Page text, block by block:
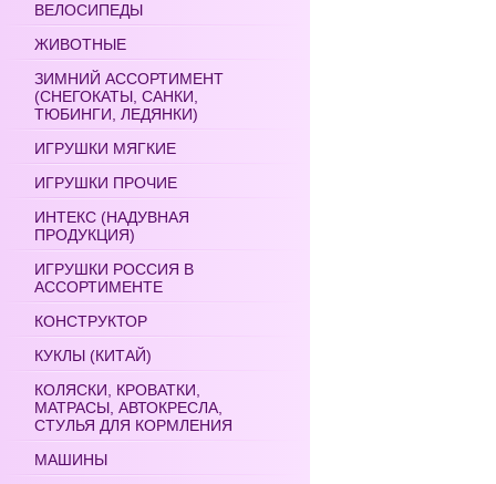
ВЕЛОСИПЕДЫ
ЖИВОТНЫЕ
ЗИМНИЙ АССОРТИМЕНТ
(СНЕГОКАТЫ, САНКИ,
ТЮБИНГИ, ЛЕДЯНКИ)
ИГРУШКИ МЯГКИЕ
ИГРУШКИ ПРОЧИЕ
ИНТЕКС (НАДУВНАЯ
ПРОДУКЦИЯ)
ИГРУШКИ РОССИЯ В
АССОРТИМЕНТЕ
КОНСТРУКТОР
КУКЛЫ (КИТАЙ)
КОЛЯСКИ, КРОВАТКИ,
МАТРАСЫ, АВТОКРЕСЛА,
СТУЛЬЯ ДЛЯ КОРМЛЕНИЯ
МАШИНЫ